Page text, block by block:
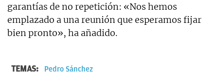
garantías de no repetición: «Nos hemos
emplazado a una reunión que esperamos fijar
bien pronto», ha añadido.
TEMAS: Pedro Sánchez